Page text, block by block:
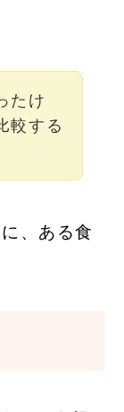
たけ
較する
、ある食